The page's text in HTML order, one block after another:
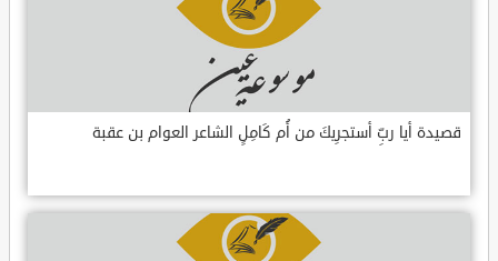
قصيدة أيا ربِّ أستجرِيكَ من أُم كَامِلٍ الشاعر العوام بن عقبة